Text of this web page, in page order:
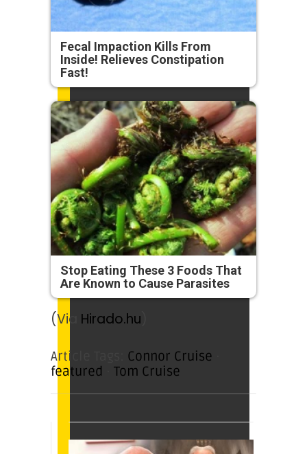
Fecal Impaction Kills From
Inside! Relieves Constipation
Fast!
Stop Eating These 3 Foods That
Are Known to Cause Parasites
(Via Hirado.hu
Article Tags: Connor Cruise
featured
Tom Cruise